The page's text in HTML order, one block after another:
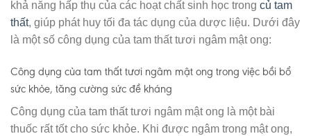
khả năng hấp thụ của các hoạt chất sinh học trong củ tam
thất, giúp phát huy tối đa tác dụng của dược liệu. Dưới đây
là một số công dụng của tam thất tươi ngâm mật ong:
Công dụng của tam thất tươi ngâm mật ong trong việc bồi bổ
sức khỏe, tăng cường sức đề kháng
Công dụng của tam thất tươi ngâm mật ong là một bài
thuốc rất tốt cho sức khỏe. Khi được ngâm trong mật ong,